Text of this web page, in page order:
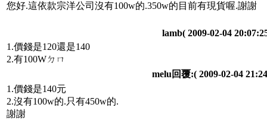
您好.這依款宗洋公司沒有100w的.350w的目前有現貨喔.謝謝
lamb( 2009-02-04
1.價錢是120還是140
2.有100Wㄉㄇ
melu回覆:( 2009-02-04
1.價錢是140元
2.沒有100w的.只有450w的.
謝謝